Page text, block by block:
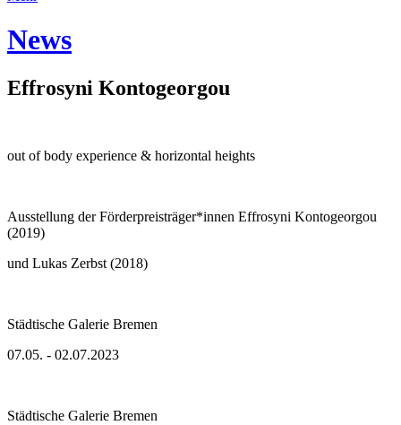
News
Effrosyni Kontogeorgou
out of body experience & horizontal heights
Ausstellung der Förderpreisträger*innen Effrosyni Kontogeorgou
(2019)
und Lukas Zerbst (2018)
Städtische Galerie Bremen
07.05. - 02.07.2023
Städtische Galerie Bremen